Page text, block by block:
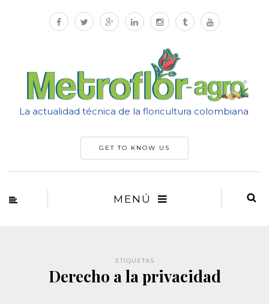
La actualidad técnica de la floricultura colombiana
GET TO KNOW US
MENÚ
ETIQUETAS
Derecho a la privacidad